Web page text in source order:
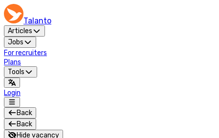
Talanto
Articles
Jobs
For recruiters
Plans
Tools
Login
Back
Back
Hide vacancy